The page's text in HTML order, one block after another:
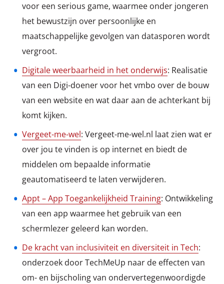
voor een serious game, waarmee onder jongeren
het bewustzijn over persoonlijke en
maatschappelijke gevolgen van datasporen wordt
vergroot.
Digitale weerbaarheid in het onderwijs: Realisatie
van een Digi-doener voor het vmbo over de bouw
van een website en wat daar aan de achterkant bij
komt kijken.
Vergeet-me-wel: Vergeet-me-wel.nl laat zien wat er
over jou te vinden is op internet en biedt de
middelen om bepaalde informatie
geautomatiseerd te laten verwijderen.
Appt – App Toegankelijkheid Training: Ontwikkeling
van een app waarmee het gebruik van een
schermlezer geleerd kan worden.
De kracht van inclusiviteit en diversiteit in Tech:
onderzoek door TechMeUp naar de effecten van
om- en bijscholing van ondervertegenwoordigde